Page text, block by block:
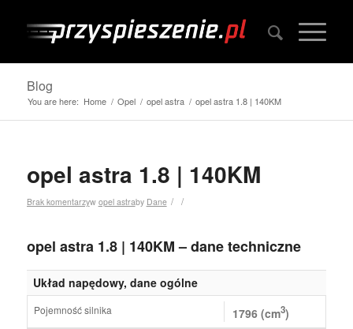
Blog
You are here: Home / Opel / opel astra / opel astra 1.8 | 140KM
opel astra 1.8 | 140KM
Brak komentarzy /
w opel astra /
by Dane
opel astra 1.8 | 140KM – dane techniczne
Układ napędowy, dane ogólne
Pojemność silnika 1796 (cm3)